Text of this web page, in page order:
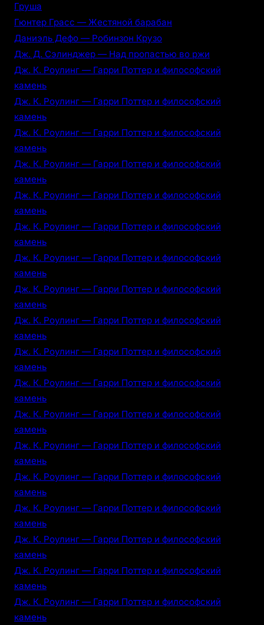
Груша
Гюнтер Грасс — Жестяной барабан
Даниэль Дефо — Робинзон Крузо
Дж. Д. Сэлинджер — Над пропастью во ржи
Дж. К. Роулинг — Гарри Поттер и философский
камень
Дж. К. Роулинг — Гарри Поттер и философский
камень
Дж. К. Роулинг — Гарри Поттер и философский
камень
Дж. К. Роулинг — Гарри Поттер и философский
камень
Дж. К. Роулинг — Гарри Поттер и философский
камень
Дж. К. Роулинг — Гарри Поттер и философский
камень
Дж. К. Роулинг — Гарри Поттер и философский
камень
Дж. К. Роулинг — Гарри Поттер и философский
камень
Дж. К. Роулинг — Гарри Поттер и философский
камень
Дж. К. Роулинг — Гарри Поттер и философский
камень
Дж. К. Роулинг — Гарри Поттер и философский
камень
Дж. К. Роулинг — Гарри Поттер и философский
камень
Дж. К. Роулинг — Гарри Поттер и философский
камень
Дж. К. Роулинг — Гарри Поттер и философский
камень
Дж. К. Роулинг — Гарри Поттер и философский
камень
Дж. К. Роулинг — Гарри Поттер и философский
камень
Дж. К. Роулинг — Гарри Поттер и философский
камень
Дж. К. Роулинг — Гарри Поттер и философский
камень